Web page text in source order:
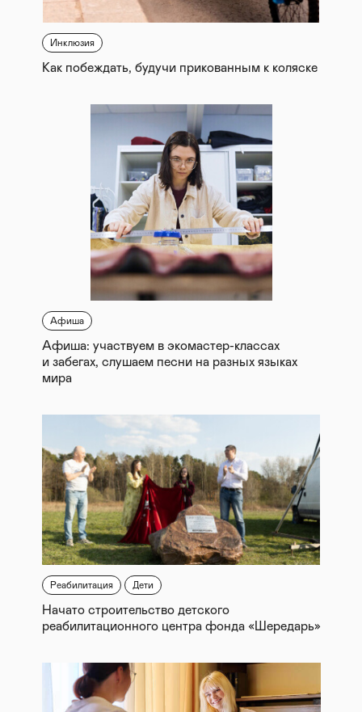
Инклюзия
Как побеждать, будучи прикованным к коляске
Афиша
Афиша: участвуем в экомастер-классах
и забегах, слушаем песни на разных языках
мира
Реабилитация Дети
Начато строительство детского
реабилитационного центра фонда «Шередарь»